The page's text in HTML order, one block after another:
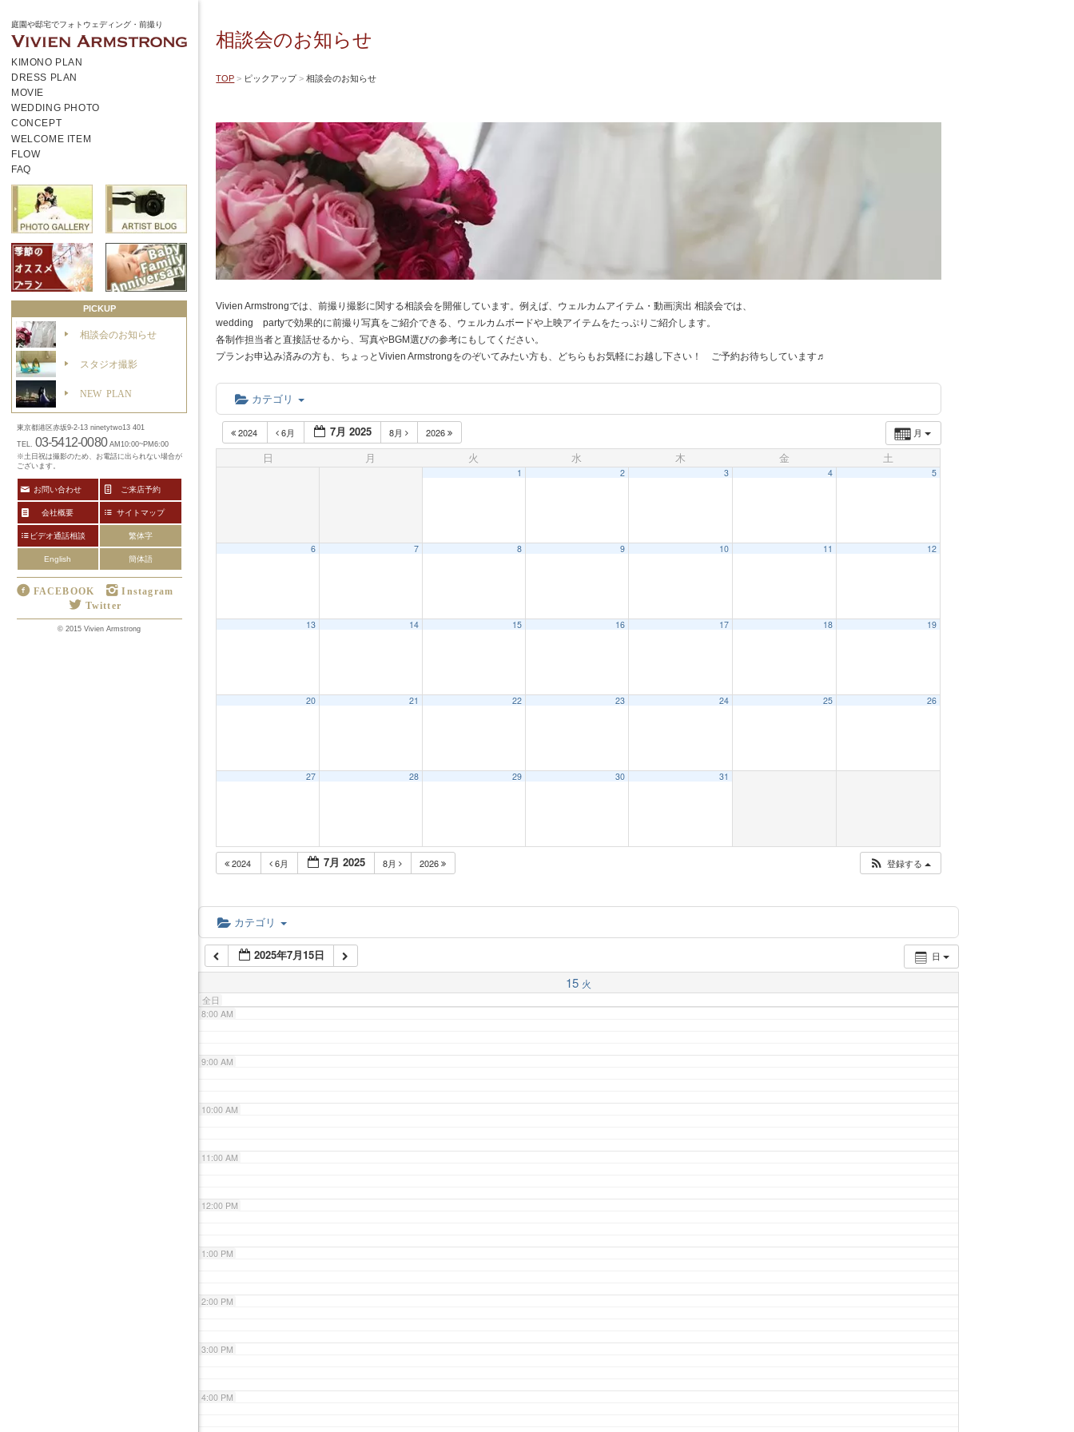
庭園や邸宅でフォトウェディング・前撮り
KIMONO PLAN
DRESS PLAN
MOVIE
WEDDING PHOTO
CONCEPT
WELCOME ITEM
FLOW
FAQ
PICKUP
相談会のお知らせ
スタジオ撮影
NEW PLAN
相談会のお知らせ
TOP ピックアップ 相談会のお知らせ
Vivien Armstrongでは、前撮り撮影に関する相談会を開催しています。例えば、ウェルカムアイテム・動画演出 相談会では、
wedding partyで効果的に前撮り写真をご紹介できる、ウェルカムボードや上映アイテムをたっぷりご紹介します。
各制作担当者と直接話せるから、写真やBGM選びの参考にもしてください。
プランお申込み済みの方も、ちょっとVivien Armstrongをのぞいてみたい方も、どちらもお気軽にお越し下さい！ ご予約お待ちしています♬
カテゴリ
月
2024 6月 7月 2025 8月 2026
日 月 火 水 木 金 土
1 2 3 4 5
6 7 8 9 10 11 12
13 14 15 16 17 18 19
20 21 22 23 24 25 26
27 28 29 30 31
2024 6月 7月 2025 8月 2026 登録する
カテゴリ
日
2025年7月15日
15 火
全日
3:00 AM
5:00 AM
6:00 AM
7:00 AM
8:00 AM
9:00 AM
10:00 AM
11:00 AM
12:00 PM
1:00 PM
2:00 PM
3:00 PM
4:00 PM
東京都港区赤坂9-2-13 ninetytwo13 401
TEL. 03-5412-0080 AM10:00~PM6:00
※土日祝は撮影のため、お電話に出られない場合が
ございます。
お問い合わせ ご来店予約
会社概要 サイトマップ
ビデオ通話相談 繁体字
English 簡体語
FACEBOOK
Instagram
Twitter
© 2015 Vivien Armstrong